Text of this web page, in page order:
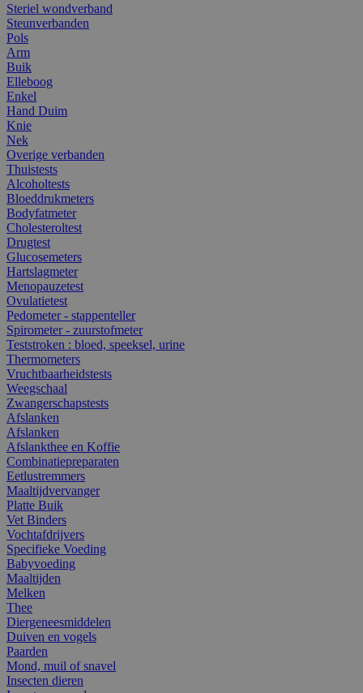
Steriel wondverband
Steunverbanden
Pols
Arm
Buik
Elleboog
Enkel
Hand Duim
Knie
Nek
Overige verbanden
Thuistests
Alcoholtests
Bloeddrukmeters
Bodyfatmeter
Cholesteroltest
Drugtest
Glucosemeters
Hartslagmeter
Menopauzetest
Ovulatietest
Pedometer - stappenteller
Spirometer - zuurstofmeter
Teststroken : bloed, speeksel, urine
Thermometers
Vruchtbaarheidstests
Weegschaal
Zwangerschapstests
Afslanken
Afslanken
Afslankthee en Koffie
Combinatiepreparaten
Eetlustremmers
Maaltijdvervanger
Platte Buik
Vet Binders
Vochtafdrijvers
Specifieke Voeding
Babyvoeding
Maaltijden
Melken
Thee
Diergeneesmiddelen
Duiven en vogels
Paarden
Mond, muil of snavel
Insecten dieren